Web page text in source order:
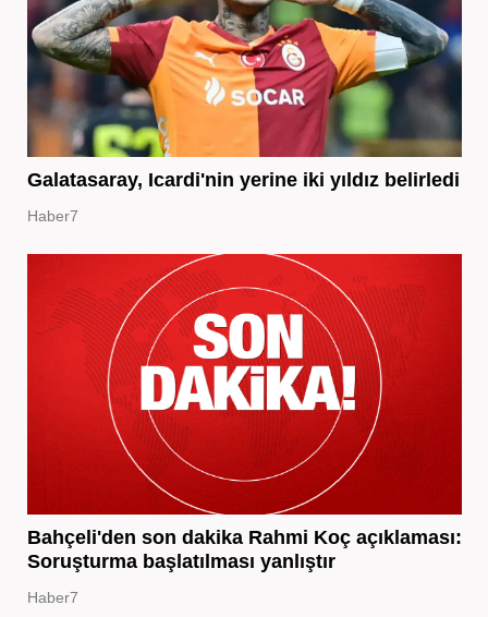
Galatasaray, Icardi'nin yerine iki yıldız belirledi
Haber7
Bahçeli'den son dakika Rahmi Koç açıklaması:
Soruşturma başlatılması yanlıştır
Haber7